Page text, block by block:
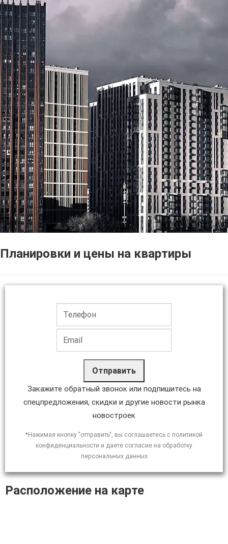
Планировки и цены на квартиры
Отправить
Закажите обратный звонок или подпишитесь на
спецпредложения, скидки и другие новости рынка
новостроек
*Нажимая кнопку "отправить", вы соглашаетесь с политикой
конфиденциальности и даете согласие на обработку
персональных данных
Расположение на карте